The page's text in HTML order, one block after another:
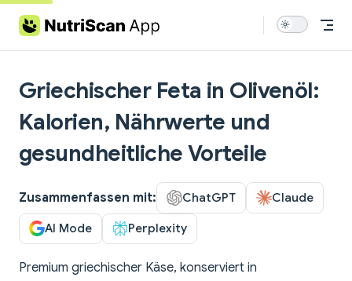
Skip to content
Griechischer Feta in Olivenöl:
Kalorien, Nährwerte und
gesundheitliche Vorteile
Zusammenfassen mit: ChatGPT Claude
AI Mode Perplexity
Premium griechischer Käse, konserviert in